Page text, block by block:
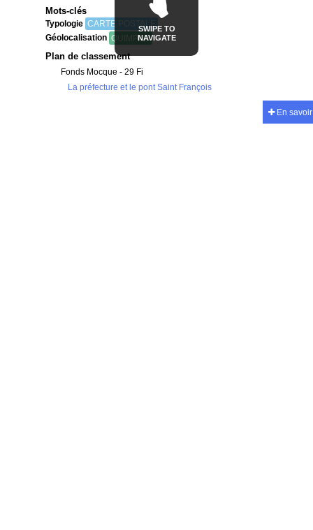
Mots-clés
Typologie CARTE POSTALE
Géolocalisation QUIMPER
Plan de classement
Fonds Mocque - 29 Fi
La préfecture et le pont Saint François
En
SWIPE TO
NAVIGATE